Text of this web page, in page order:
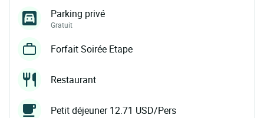
Parking privé
Gratuit
Forfait Soirée Etape
Restaurant
Petit déjeuner 12.71 USD/Pers